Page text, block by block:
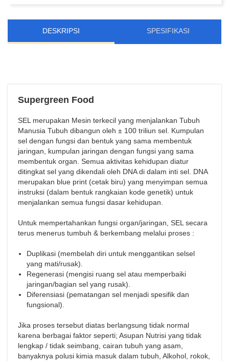
DESKRIPSI SPESIFIKASI
Supergreen Food
SEL merupakan Mesin terkecil yang menjalankan Tubuh
Manusia Tubuh dibangun oleh ± 100 triliun sel. Kumpulan
sel dengan fungsi dan bentuk yang sama membentuk
jaringan, kumpulan jaringan dengan fungsi yang sama
membentuk organ. Semua aktivitas kehidupan diatur
ditingkat sel yang dikendali oleh DNA di dalam inti sel. DNA
merupakan blue print (cetak biru) yang menyimpan semua
instruksi (dalam bentuk rangkaian kode genetik) untuk
menjalankan semua fungsi dasar kehidupan.
Untuk mempertahankan fungsi organ/jaringan, SEL secara
terus menerus tumbuh & berkembang melalui proses :
Duplikasi (membelah diri untuk menggantikan selsel
yang mati/rusak).
Regenerasi (mengisi ruang sel atau memperbaiki
jaringan/bagian sel yang rusak).
Diferensiasi (pematangan sel menjadi spesifik dan
fungsional).
Jika proses tersebut diatas berlangsung tidak normal
karena berbagai faktor seperti; Asupan Nutrisi yang tidak
lengkap / tidak seimbang, cairan tubuh yang asam,
banyaknya polusi kimia masuk dalam tubuh, Alkohol, rokok,